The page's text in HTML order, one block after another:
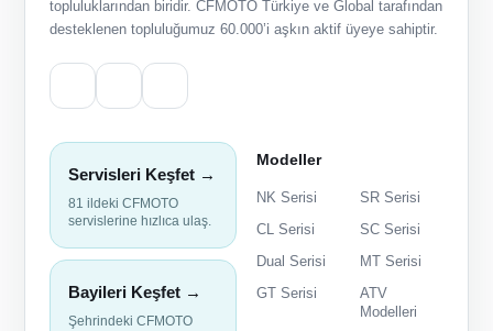
topluluklarından biridir. CFMOTO Türkiye ve Global tarafından
desteklenen topluluğumuz 60.000’i aşkın aktif üyeye sahiptir.
Servisleri Keşfet →
81 ildeki CFMOTO
servislerine hızlıca ulaş.
Bayileri Keşfet →
Şehrindeki CFMOTO
Modeller
NK Serisi
SR Serisi
CL Serisi
SC Serisi
Dual Serisi
MT Serisi
GT Serisi
ATV
Modelleri